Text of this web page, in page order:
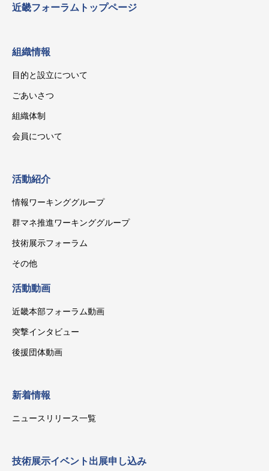
近畿フォーラムトップページ
組織情報
目的と設立について
ごあいさつ
組織体制
会員について
活動紹介
情報ワーキンググループ
群マネ推進ワーキンググループ
技術展示フォーラム
その他
活動動画
近畿本部フォーラム動画
突撃インタビュー
後援団体動画
新着情報
ニュースリリース一覧
技術展示イベント出展申し込み